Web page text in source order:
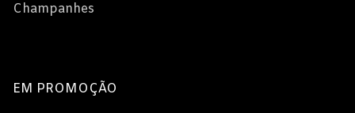
Champanhes
EM PROMOÇÃO